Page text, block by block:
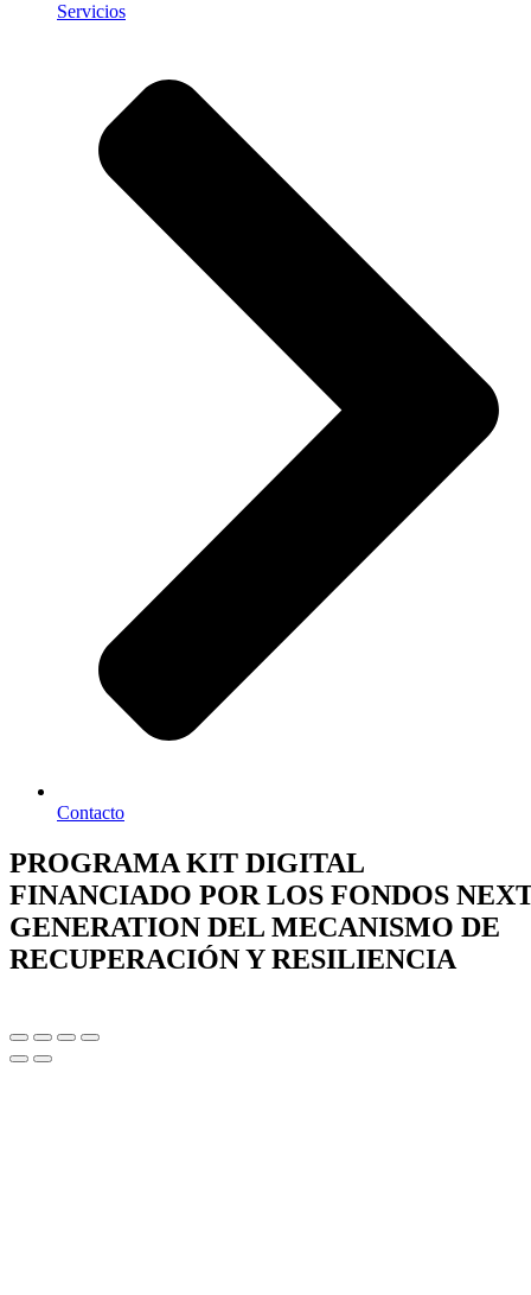
Servicios
Contacto
PROGRAMA KIT DIGITAL
FINANCIADO POR LOS FONDOS
GENERATION DEL MECANISMO DE
RECUPERACIÓN Y RESILIENCIA